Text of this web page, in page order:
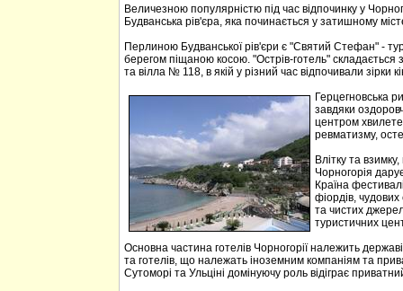
Величезною популярністю під час відпочинку у
Будванська рів'єра, яка починається у затишному
Перлиною Будванської рів'єри є "Святий Стефан" -
берегом піщаною косою. "Острів-готель"
та вілла № 118, в якій у різний час відпочивали зірки
Герцегновська
завдяки
центром
ревматизму,
Влітку та
Чорногорія
Країна
фіордів, чудових
та чистих
туристичних
Основна частина готелів Чорногорії належить
та готелів, що належать іноземним компаніям та
Сутоморі та Ульціні домінуючу роль відіграє